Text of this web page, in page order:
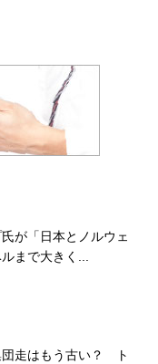
が「日本とノルウェ
まで大きく...
団走はもう古い？ ト